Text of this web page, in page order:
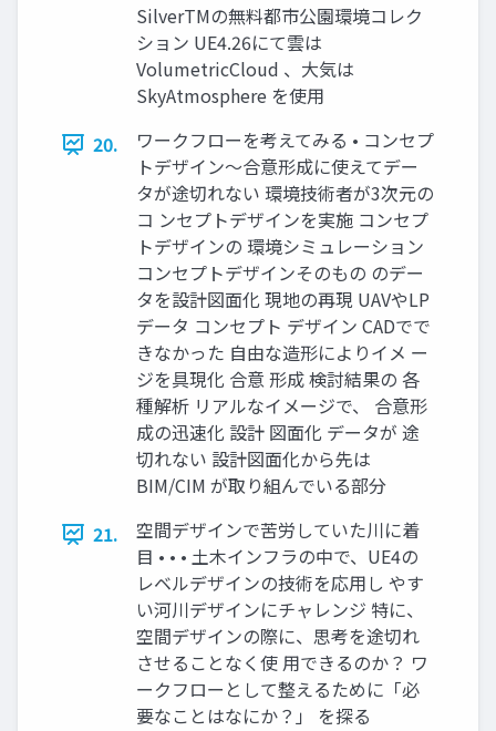
SilverTMの無料都市公園環境コレク
ション UE4.26にて雲は
VolumetricCloud 、大気は
SkyAtmosphere を使用
20.
ワークフローを考えてみる • コンセプ
トデザイン～合意形成に使えてデー
タが途切れない 環境技術者が3次元の
コ ンセプトデザインを実施 コンセプ
トデザインの 環境シミュレーション
コンセプトデザインそのもの のデー
タを設計図面化 現地の再現 UAVやLP
データ コンセプト デザイン CADでで
きなかった 自由な造形によりイメ ー
ジを具現化 合意 形成 検討結果の 各
種解析 リアルなイメージで、 合意形
成の迅速化 設計 図面化 データが 途
切れない 設計図面化から先は
BIM/CIM が取り組んでいる部分
21.
空間デザインで苦労していた川に着
目 • • • 土木インフラの中で、UE4の
レベルデザインの技術を応用し やす
い河川デザインにチャレンジ 特に、
空間デザインの際に、思考を途切れ
させることなく使 用できるのか？ ワ
ークフローとして整えるために「必
要なことはなにか？」 を探る